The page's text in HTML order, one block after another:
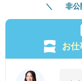
非公
お仕